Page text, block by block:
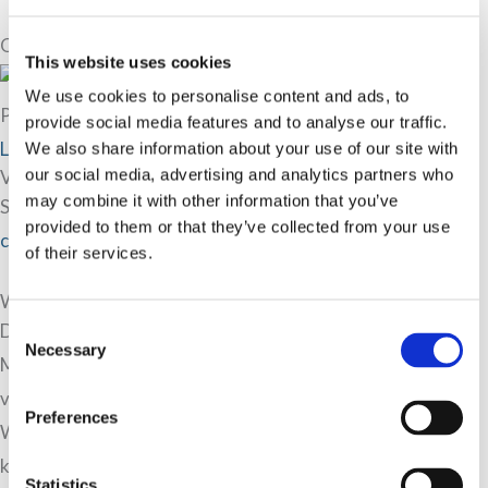
This website uses cookies
We use cookies to personalise content and ads, to
provide social media features and to analyse our traffic.
We also share information about your use of our site with
our social media, advertising and analytics partners who
may combine it with other information that you’ve
provided to them or that they’ve collected from your use
of their services.
Consent
Selection
Necessary
Preferences
Onze ervaren mediator(s) in Dordrecht
Petra Broere
Lees meer over Petra Broere
Veel gestelde vragen aan Mediator-zoeken.nl
Staat uw mediation vraag er niet tussen? Neem gerust
contactmet ons op.
Wat onze klanten zeggen
Dank voor jouw heldere inzichten en doortastende aanpak.
Mede hierdoor hebben we, hoe moeilijk soms ook, stappen
voorwaarts gemaakt.
Wij hebben zondag voor het eerst in 3 jaar een gezamenlijk
kerstdiner, mede dankzij jou :-)